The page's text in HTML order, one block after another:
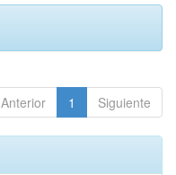
Anterior 1 Siguiente